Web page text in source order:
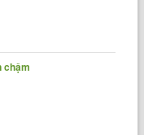
chậm